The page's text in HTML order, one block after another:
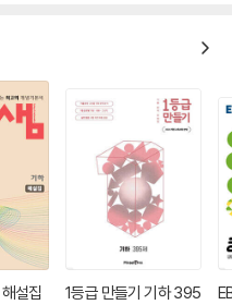
설집
1등급 만들기 기하 395